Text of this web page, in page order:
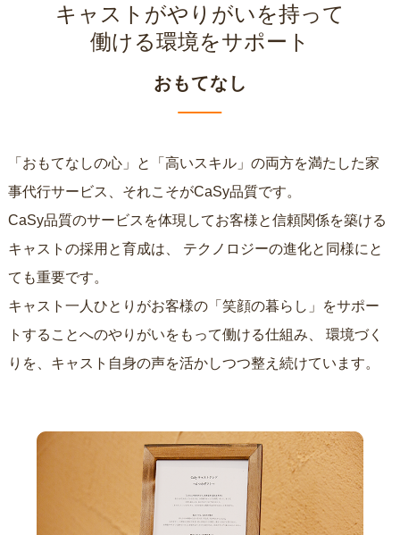
キャストがやりがいを持って
働ける環境をサポート
おもてなし
「おもてなしの心」と「高いスキル」の両方を満たした家
事代行サービス、それこそがCaSy品質です。
CaSy品質のサービスを体現してお客様と信頼関係を築ける
キャストの採用と育成は、
ても重要です。
キャスト一人ひとりがお客様の「笑顔の暮らし」をサポー
トすることへのやりがいをもって働ける仕組み、
りを、キャスト自身の声を活かしつつ整え続けています。